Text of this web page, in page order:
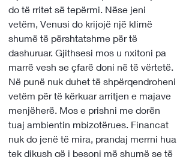
do të rritet së tepërmi. Nëse jeni
vetëm, Venusi do krijojë një klimë
shumë të përshtatshme për të
dashuruar. Gjithsesi mos u nxitoni pa
marrë vesh se çfarë doni në të vërtetë.
Në punë nuk duhet të shpërqendroheni
vetëm për të kërkuar arritjen e majave
menjëherë. Mos e prishni me dorën
tuaj ambientin mbizotërues. Financat
nuk do jenë të mira, prandaj merrni hua
tek dikush që i besoni më shumë se të